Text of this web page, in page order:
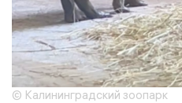
© Калининградский зоопарк